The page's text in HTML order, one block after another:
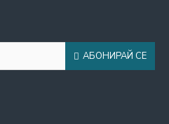
АБОНИРАЙ СЕ